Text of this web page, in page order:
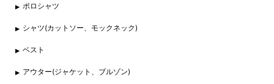
ポロシャツ
シャツ(カットソー、モックネック)
ベスト
アウター(ジャケット、ブルゾン)